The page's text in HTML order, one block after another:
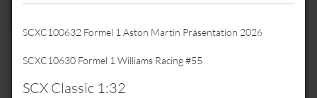
SCXC100632 Formel 1 Aston Martin Präsentation 2026
SCXC10630 Formel 1 Williams Racing #55
SCX Classic 1:32